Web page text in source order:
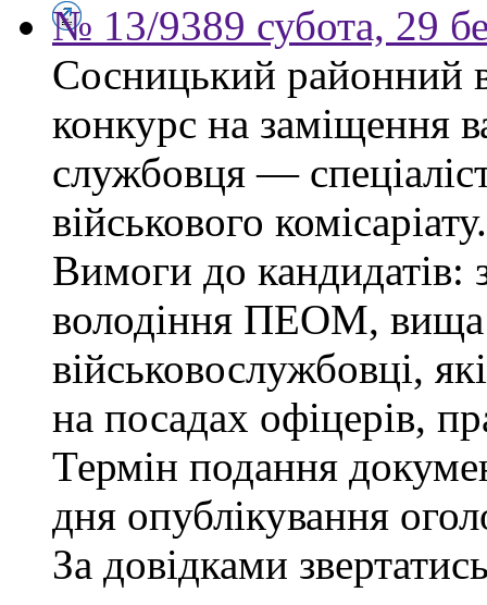
№ 13/9389 субота, 29
Сосницький районний
конкурс на заміщення
службовця —
військового комісаріату.
Вимоги до кандидатів:
володіння ПЕОМ, вища
військовослужбовці,
на посадах офіцерів,
Термін подання
дня опублікування
За довідками